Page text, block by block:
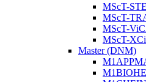
MScT-
MScT-
MScT-
MScT-
Master (DNM)